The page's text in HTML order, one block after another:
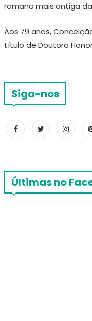
romana mais antiga
Aos 79 anos,
título de Doutora
Siga-nos
Últimas no